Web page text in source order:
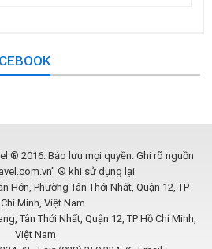
® 2016. Bảo lưu mọi quyền. Ghi rõ nguồn
® khi sử dụng lại
Hớn, Phường Tân Thới Nhất, Quận 12, TP
Minh, Việt Nam
Tân Thới Nhất, Quận 12, TP Hồ Chí Minh,
Việt Nam